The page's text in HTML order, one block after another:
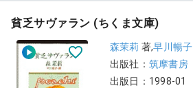
貧乏サヴァラン (ちくま文庫)
森茉莉 著,早川暢子
出版社： 筑摩書房
出版日：1998-01